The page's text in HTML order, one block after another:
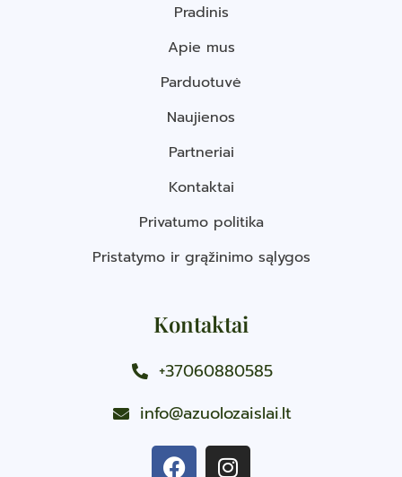
Pradinis
Apie mus
Parduotuvė
Naujienos
Partneriai
Kontaktai
Privatumo politika
Pristatymo ir grąžinimo sąlygos
Kontaktai
+37060880585
info@azuolozaislai.lt